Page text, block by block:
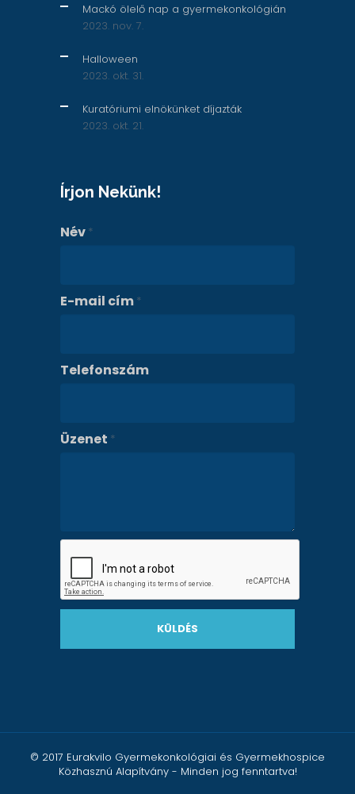
Mackó ölelő nap a gyermekonkológián
2023. nov. 7.
Halloween
2023. okt. 31.
Kuratóriumi elnökünket díjazták
2023. okt. 21.
Írjon Nekünk!
Név *
E-mail cím *
Telefonszám
Üzenet *
KÜLDÉS
© 2017 Eurakvilo Gyermekonkológiai és Gyermekhospice
Közhasznú Alapítvány - Minden jog fenntartva!